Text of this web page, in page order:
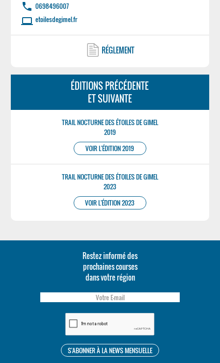
phone 0698496007
laptop etoilesdegimel.fr
RÉGLEMENT
ÉDITIONS PRÉCÉDENTE
ET SUIVANTE
TRAIL NOCTURNE DES ÉTOILES DE GIMEL
2019
VOIR L'ÉDITION 2019
TRAIL NOCTURNE DES ÉTOILES DE GIMEL
2023
VOIR L'ÉDITION 2023
Restez informé des
prochaines courses
dans votre région